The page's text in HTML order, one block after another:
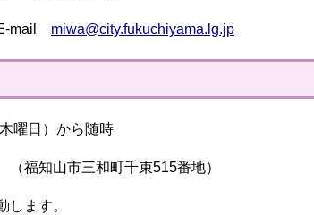
miwa@city.fukuchiyama.lg.jp
曜日）から随時
山市三和町千束515番地）
す。